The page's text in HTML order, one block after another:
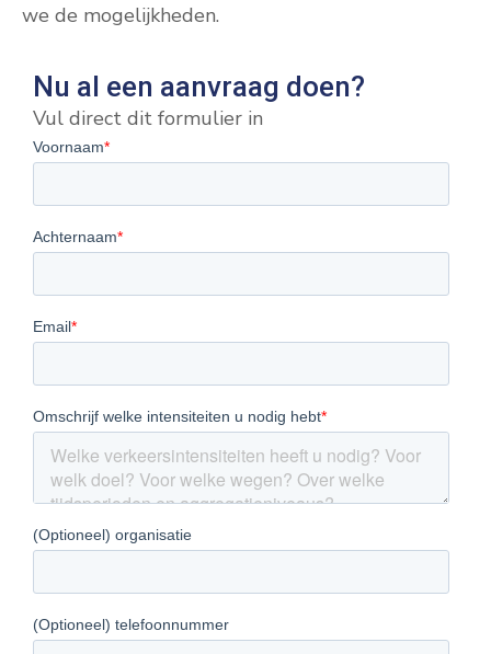
we de mogelijkheden.
Nu al een aanvraag doen?
Vul direct dit formulier in